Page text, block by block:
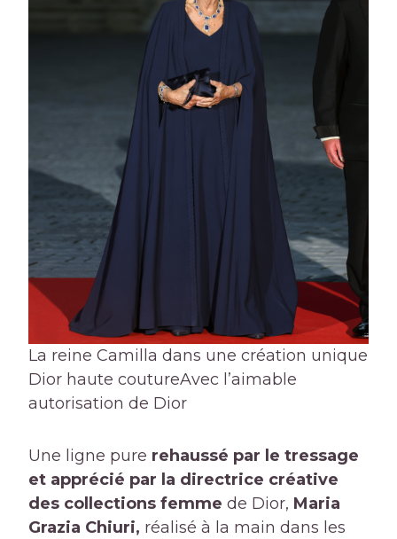
La reine Camilla dans une création unique
Dior haute coutureAvec l’aimable
autorisation de Dior
Une ligne pure rehaussé par le tressage
et apprécié par la directrice créative
des collections femme de Dior, Maria
Grazia Chiuri, réalisé à la main dans les